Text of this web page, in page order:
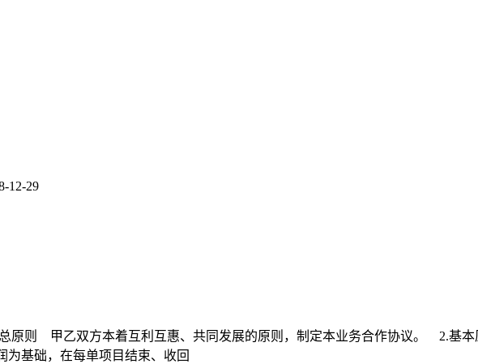
12-29
甲乙双方本着互利互惠、共同发展的原则，制定本业务合作协议。 2.基本
为基础，在每单项目结束、收回